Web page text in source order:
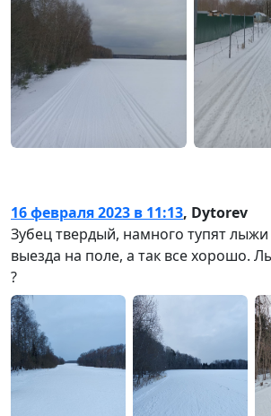
16 февраля 2023 в 11:13, Dytorev
Зубец твердый, намного тупят лыжи
выезда на поле, а так все хорошо.
?